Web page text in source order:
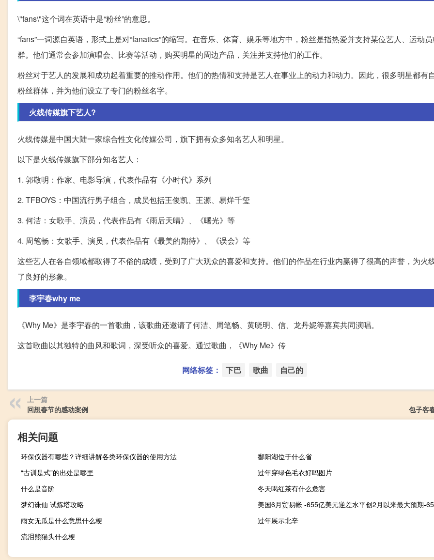
\"fans\"这个词在英语中是“粉丝”的意思。
“fans”一词源自英语，形式上是对“fanatics”的缩写。在音乐、体育、娱乐等地方中，粉丝是指热爱并支持某位艺人、运动
群。他们通常会参加演唱会、比赛等活动，购买明星的周边产品，关注并支持他们的工作。
粉丝对于艺人的发展和成功起着重要的推动作用。他们的热情和支持是艺人在事业上的动力和动力。因此，很多明星都有
粉丝群体，并为他们设立了专门的粉丝名字。
火线传媒旗下艺人?
火线传媒是中国大陆一家综合性文化传媒公司，旗下拥有众多知名艺人和明星。
以下是火线传媒旗下部分知名艺人：
1. 郭敬明：作家、电影导演，代表作品有《小时代》系列
2. TFBOYS：中国流行男子组合，成员包括王俊凯、王源、易烊千玺
3. 何洁：女歌手、演员，代表作品有《雨后天晴》、《曙光》等
4. 周笔畅：女歌手、演员，代表作品有《最美的期待》、《误会》等
这些艺人在各自领域都取得了不俗的成绩，受到了广大观众的喜爱和支持。他们的作品在行业内赢得了很高的声誉，为火
了良好的形象。
李宇春why me
《Why Me》是李宇春的一首歌曲，该歌曲还邀请了何洁、周笔畅、黄晓明、信、龙丹妮等嘉宾共同演唱。
这首歌曲以其独特的曲风和歌词，深受听众的喜爱。通过歌曲，《Why Me》传
网络标签： 下巴 歌曲 自己的
上一篇
回想春节的感动案例
包子客
相关问题
环保仪器有哪些？详细讲解各类环保仪器的使用方法
鄱阳湖位于什么省
“古训是式”的出处是哪里
过年穿绿色毛衣好吗图片
什么是音阶
冬天喝红茶有什么危害
梦幻诛仙 试炼塔攻略
雨女无瓜是什么意思什么梗
过年展示北辛
流泪熊猫头什么梗